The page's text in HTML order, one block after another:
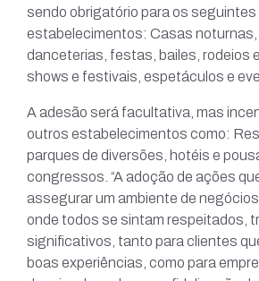
sendo obrigatório para os seguintes
estabelecimentos: Casas noturnas,
danceterias, festas, bailes, rodeios
shows e festivais, espetáculos e
A adesão será facultativa, mas
outros estabelecimentos como:
parques de diversões, hotéis e
congressos. “A adoção de ações
assegurar um ambiente de negócios
onde todos se sintam respeitados,
significativos, tanto para clientes
boas experiências, como para